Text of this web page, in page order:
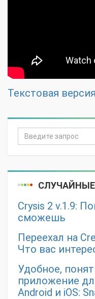
Текстовая
Crysis 2 v.1.9:
сможешь
Переехал на
Что вас
Удобное,
приложение
Android и iOS: